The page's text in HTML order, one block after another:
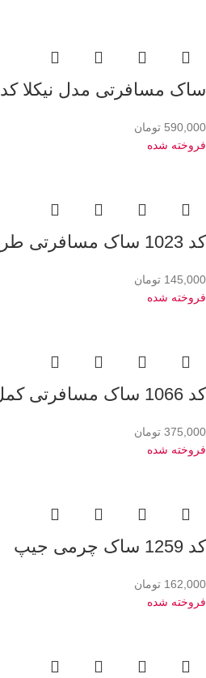
ساک مسافرتی مدل نیکلا کد 2071
590,000 تومان
فروخته شده
کد 1023 ساک مسافرتی طرح برند
145,000 تومان
فروخته شده
کد 1066 ساک مسافرتی کمل سایز کوچک
375,000 تومان
فروخته شده
کد 1259 ساک چرمی جیپ
162,000 تومان
فروخته شده